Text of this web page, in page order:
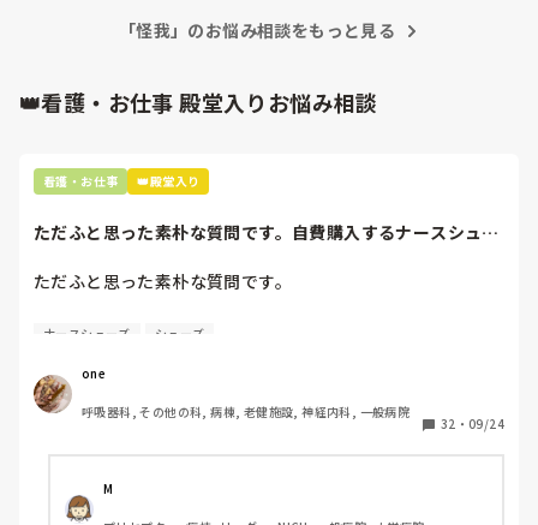
その職場に居づらくなったりしたくないのであれば、
黙っている方が賢明なんだと思います(　´Α｀)
「怪我」のお悩み相談をもっと見る
👑看護・お仕事 殿堂入りお悩み相談
看護・お仕事 👑殿堂入り
ただふと思った素朴な質問です。自費購入するナースシュー
ただふと思った素朴な質問です。
自費購入するナースシューズ(職場で使用してる靴)っていく
わたしの職場の指定は「白のスニーカー」。
すぐに汚くなるので1,500円は絶対に超えたくない思いがあ
半年〜1年未満で交換しています。
職場の人が「ナースシューズに3000円以上は出せない」っ
ナースシューズ シューズ
one
呼吸器科, その他の科, 病棟, 老健施設, 神経内科, 一般病院
32 ・ 09/24
M